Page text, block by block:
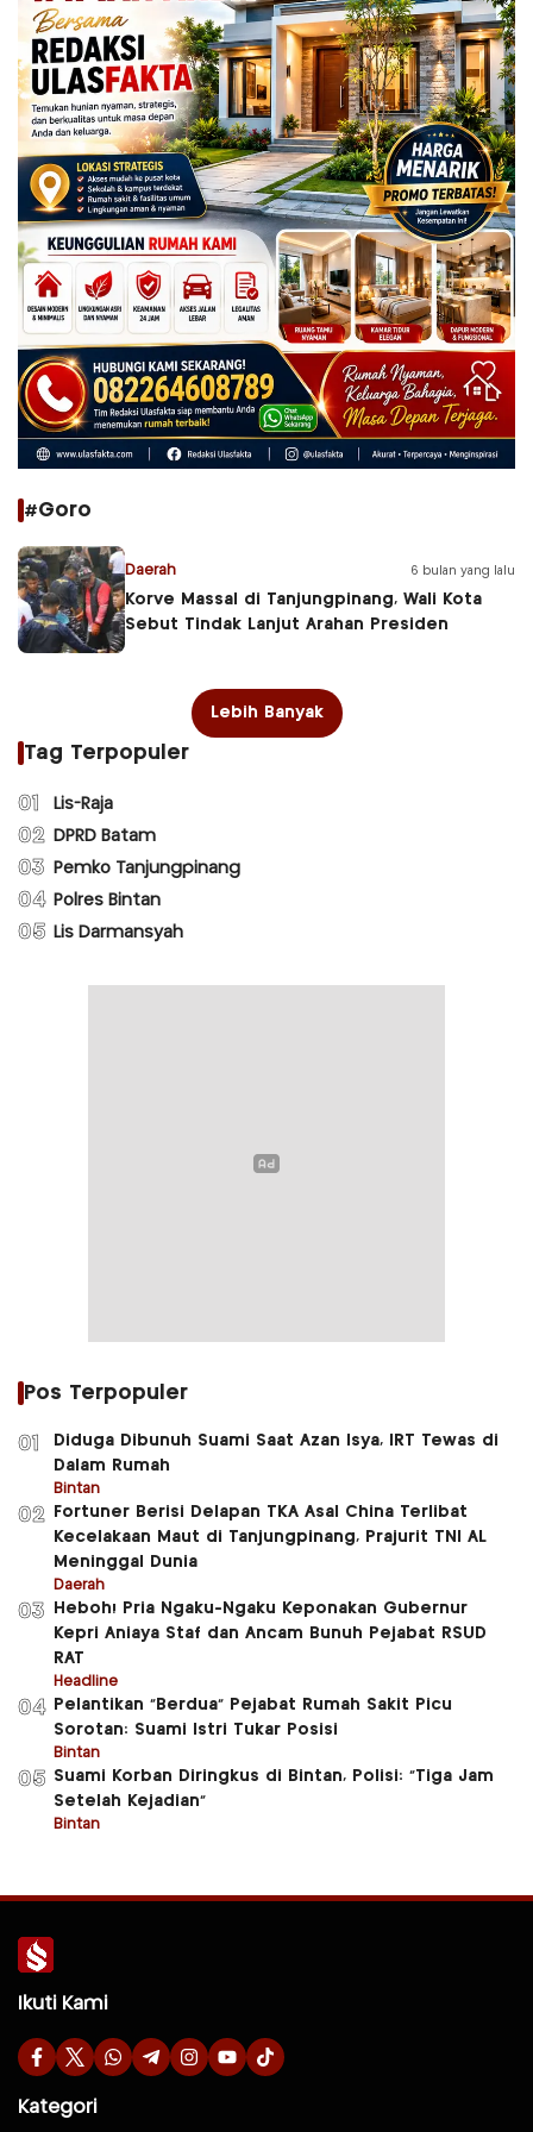
#Goro
Daerah 6 bulan yang lalu
Korve Massal di Tanjungpinang, Wali Kota
Sebut Tindak Lanjut Arahan Presiden
Lebih Banyak
Tag Terpopuler
01 Lis-Raja
02 DPRD Batam
03 Pemko Tanjungpinang
04 Polres Bintan
05 Lis Darmansyah
Pos Terpopuler
01
Diduga Dibunuh Suami Saat Azan Isya, IRT Tewas di
Dalam Rumah
Bintan
02
Fortuner Berisi Delapan TKA Asal China Terlibat
Kecelakaan Maut di Tanjungpinang, Prajurit TNI AL
Meninggal Dunia
Daerah
03
Heboh! Pria Ngaku-Ngaku Keponakan Gubernur
Kepri Aniaya Staf dan Ancam Bunuh Pejabat RSUD
RAT
Headline
04
Pelantikan “Berdua” Pejabat Rumah Sakit Picu
Sorotan: Suami Istri Tukar Posisi
Bintan
05 Suami Korban Diringkus di Bintan, Polisi: “Tiga Jam
Setelah Kejadian”
Bintan
Ikuti Kami
Kategori